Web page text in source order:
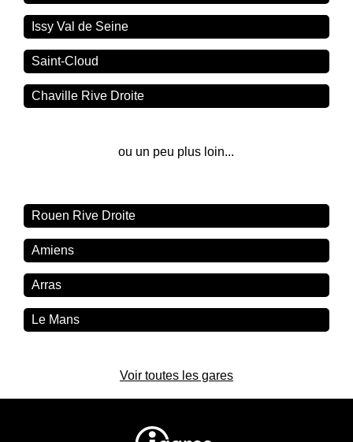
Issy Val de Seine
Saint-Cloud
Chaville Rive Droite
ou un peu plus loin...
Rouen Rive Droite
Amiens
Arras
Le Mans
Voir toutes les gares